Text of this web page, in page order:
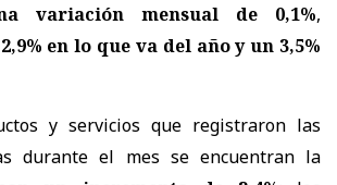
variación mensual de 0,1%,
en lo que va del año y un 3,5%
y servicios que registraron las
durante el mes se encuentran la